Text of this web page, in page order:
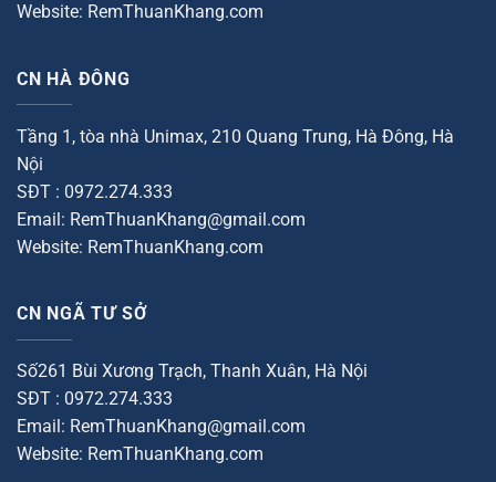
Website: RemThuanKhang.com
CN HÀ ĐÔNG
Tầng 1, tòa nhà Unimax, 210 Quang Trung, Hà Đông, Hà
Nội
SĐT : 0972.274.333
Email: RemThuanKhang@gmail.com
Website: RemThuanKhang.com
CN NGÃ TƯ SỞ
Số261 Bùi Xương Trạch, Thanh Xuân, Hà Nội
SĐT : 0972.274.333
Email: RemThuanKhang@gmail.com
Website: RemThuanKhang.com